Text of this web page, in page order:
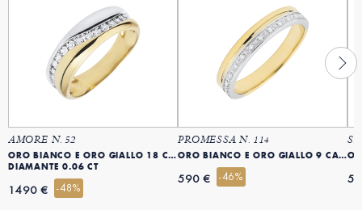
AMORE N. 52
ORO BIANCO E ORO GIALLO 18 CARATI (750)
DIAMANTE 0.06 CT
1490 € -48%
PROMESSA N. 114
ORO BIANCO E ORO GIALLO 9 CARATI (375)
590 € -46%